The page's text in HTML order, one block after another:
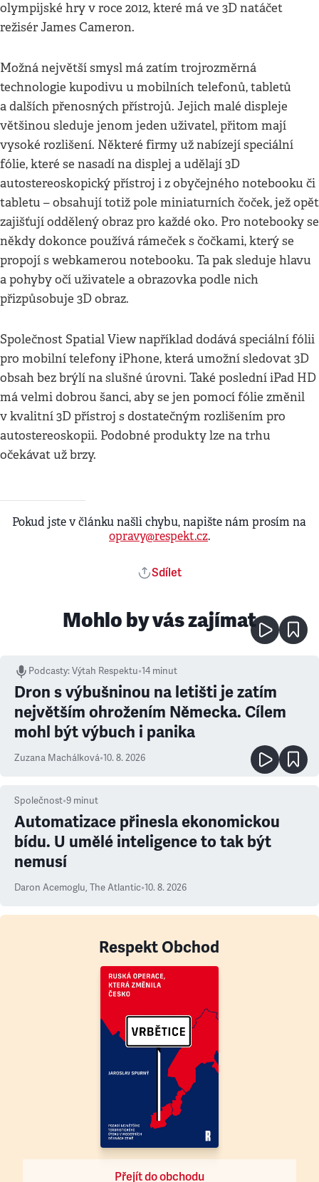
olympijské hry v roce 2012, které má ve 3D natáčet
režisér James Cameron.
Možná největší smysl má zatím trojrozměrná
technologie kupodivu u mobilních telefonů, tabletů
a dalších přenosných přístrojů. Jejich malé displeje
většinou sleduje jenom jeden uživatel, přitom mají
vysoké rozlišení. Některé firmy už nabízejí speciální
fólie, které se nasadí na displej a udělají 3D
autostereoskopický přístroj i z obyčejného notebooku či
tabletu – obsahují totiž pole miniaturních čoček, jež opět
zajišťují oddělený obraz pro každé oko. Pro notebooky se
někdy dokonce používá rámeček s čočkami, který se
propojí s webkamerou notebooku. Ta pak sleduje hlavu
a pohyby očí uživatele a obrazovka podle nich
přizpůsobuje 3D obraz.
Společnost Spatial View například dodává speciální fólii
pro mobilní telefony iPhone, která umožní sledovat 3D
obsah bez brýlí na slušné úrovni. Také poslední iPad HD
má velmi dobrou šanci, aby se jen pomocí fólie změnil
v kvalitní 3D přístroj s dostatečným rozlišením pro
autostereoskopii. Podobné produkty lze na trhu
očekávat už brzy.
Pokud jste v článku našli chybu, napište nám prosím na
opravy@respekt.cz.
Sdílet
Mohlo by vás zajímat
Podcasty:Výtah Respektu•14 minut
Dron s výbušninou na letišti je zatím
největším ohrožením Německa. Cílem
mohl být výbuch i panika
Zuzana Machálková•10. 8. 2026
Společnost•9 minut
Automatizace přinesla ekonomickou
bídu. U umělé inteligence to tak být
nemusí
Daron Acemoglu, The Atlantic•10. 8. 2026
Respekt Obchod
Přejít do obchodu